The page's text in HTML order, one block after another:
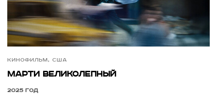
Кинофильм, США
Марти великолепный
2025 год